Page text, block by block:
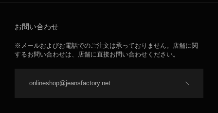
お問い合わせ
※メールおよびお電話でのご注文は承っておりません。店舗に関
するお問い合わせは、店舗に直接お問い合わせください。
onlineshop@jeansfactory.net